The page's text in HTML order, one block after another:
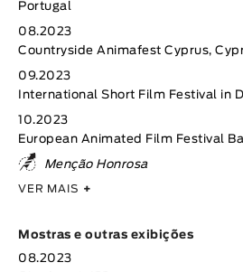
Portugal
08.2023
Countryside Animafest Cyprus,
09.2023
International Short Film Festival in
10.2023
European Animated Film Festival
Menção Honrosa
VER MAIS +
Mostras e outras exibições
08.2023